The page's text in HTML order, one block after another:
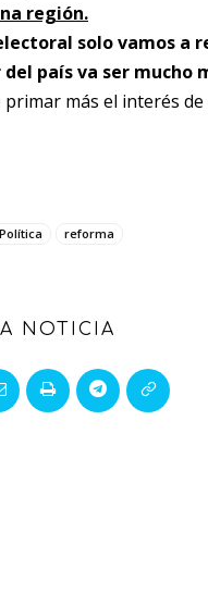
región.
solo vamos a
país va ser mucho
más el interés
Política reforma
NOTICIA